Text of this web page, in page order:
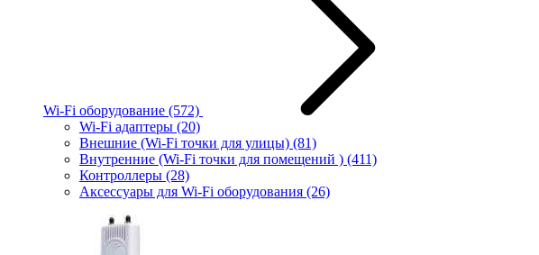
Wi-Fi оборудование (572)
Wi-Fi адаптеры (20)
Внешние (Wi-Fi точки для улицы) (81)
Внутренние (Wi-Fi точки для помещений ) (411)
Контроллеры (28)
Аксессуары для Wi-Fi оборудования (26)